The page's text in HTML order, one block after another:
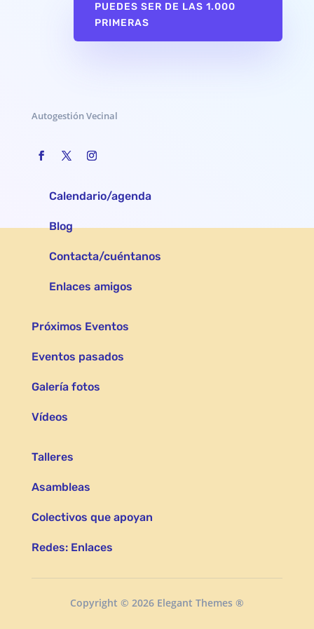
PUEDES SER DE LAS 1.000
PRIMERAS
Autogestión Vecinal
Calendario/agenda
Blog
Contacta/cuéntanos
Enlaces amigos
Próximos Eventos
Eventos pasados
Galería fotos
Vídeos
Talleres
Asambleas
Colectivos que apoyan
Redes: Enlaces
Copyright © 2026 Elegant Themes ®